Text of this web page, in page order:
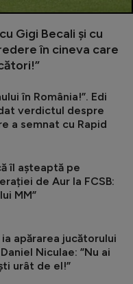
Gigi Becali și cu
în cineva care
în România!”. Edi
verdictul despre
a semnat cu Rapid
îl așteaptă pe
de Aur la FCSB:
MM”
ia apărarea jucătorului
Niculae: ”Nu ai
urât de el!”